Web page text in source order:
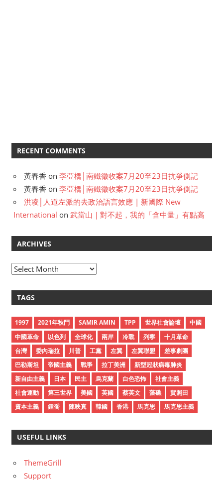
RECENT COMMENTS
黃春香 on 李亞橋│南鐵徵收案7月20至23日抗爭側記
黃春香 on 李亞橋│南鐵徵收案7月20至23日抗爭側記
洪凌│人道左派的去政治語言效應 | 新國際 New
International on 武當山｜對不起，我的「含中量」有點高
ARCHIVES
A
h
v
e
s
TAGS
1997 2021年秋鬥 SAMIR AMIN TPP 世界社會論壇
中國
中國革命
以色列 全球化 兩岸 冷戰 列寧
十月革命
台灣
委內瑞拉 川普 工黨 左翼 左翼聯盟
差事劇團
巴勒斯坦
帝國主義 戰爭 拉丁美洲
新型冠狀病毒肺炎
新自由主義
日本 民主 烏克蘭 白色恐怖
社會主義
社會運動
第三世界 美國 英國 蔡英文 藻礁
賀照田
資本主義
鍾喬 陳映真 韓國 香港 馬克思 馬克思主義
USEFUL LINKS
ThemeGrill
Support